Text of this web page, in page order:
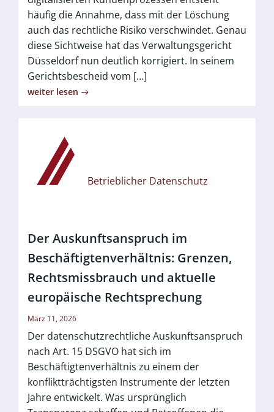
häufig die Annahme, dass mit der Löschung
auch das rechtliche Risiko verschwindet. Genau
diese Sichtweise hat das Verwaltungsgericht
Düsseldorf nun deutlich korrigiert. In seinem
Gerichtsbescheid vom […]
weiter lesen
Betrieblicher Datenschutz
Der Auskunftsanspruch im
Beschäftigtenverhältnis: Grenzen,
Rechtsmissbrauch und aktuelle
europäische Rechtsprechung
März 11, 2026
Der datenschutzrechtliche Auskunftsanspruch
nach Art. 15 DSGVO hat sich im
Beschäftigtenverhältnis zu einem der
konfliktträchtigsten Instrumente der letzten
Jahre entwickelt. Was ursprünglich